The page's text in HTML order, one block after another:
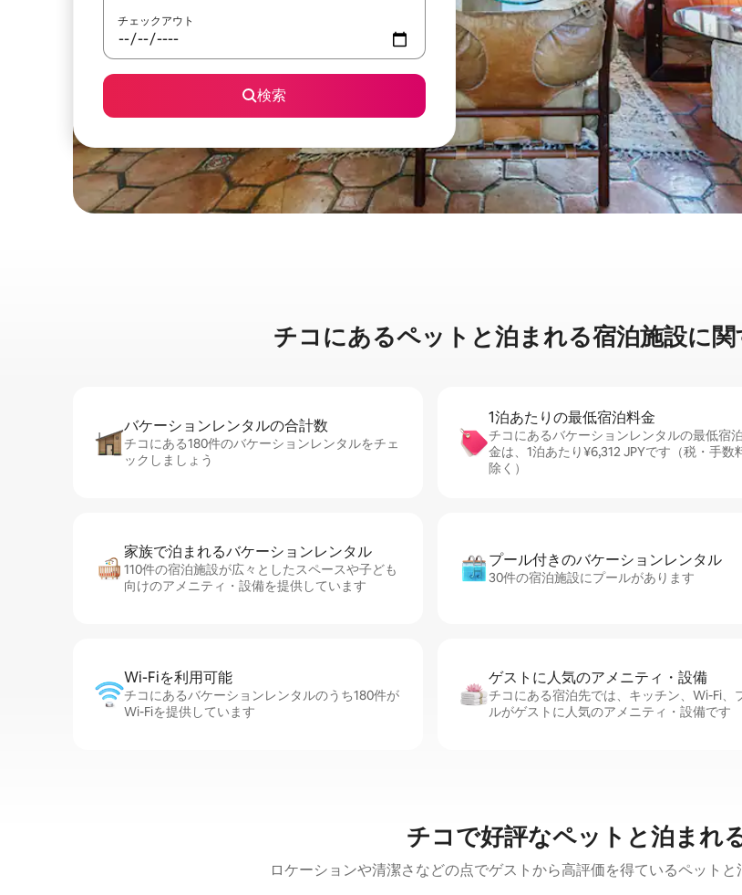
チェックアウト
検索
チコに⁠あ⁠るペ⁠ッ⁠ト⁠と泊⁠ま⁠れ⁠る宿⁠泊⁠施⁠設⁠に
バケーションレ⁠ン⁠タ⁠ル⁠の合⁠計⁠数
チコにある180件のバケーションレンタルをチェ
ックしましょう
1泊あたりの最⁠低⁠宿⁠泊⁠料⁠金
チコにあるバケーションレンタルの最低宿
金は、1泊あたり¥6,312 JPYです（税・手数
除く）
家族で泊まれるバ⁠ケ⁠ー⁠シ⁠ョ⁠ンレ⁠ン⁠タ⁠ル
110件の宿泊施設が広々としたスペースや子ども
向けのアメニティ・設備を提供しています
プール付きのバ⁠ケ⁠ー⁠シ⁠ョ⁠ンレ⁠ン⁠タ⁠ル
30件の宿泊施設にプールがあります
Wi-Fiを利⁠用⁠可⁠能
チコにあるバケーションレンタルのうち180件が
Wi-Fiを提供しています
ゲストに人⁠気⁠のア⁠メ⁠ニ⁠テ⁠ィ・設⁠備
チコにある宿泊先では、キッチン、Wi-Fi、
ルがゲストに人気のアメニティ・設備です
チコで好評なペットと泊まれ
ロケーションや清潔さなどの点でゲストから高評価を得ているペット